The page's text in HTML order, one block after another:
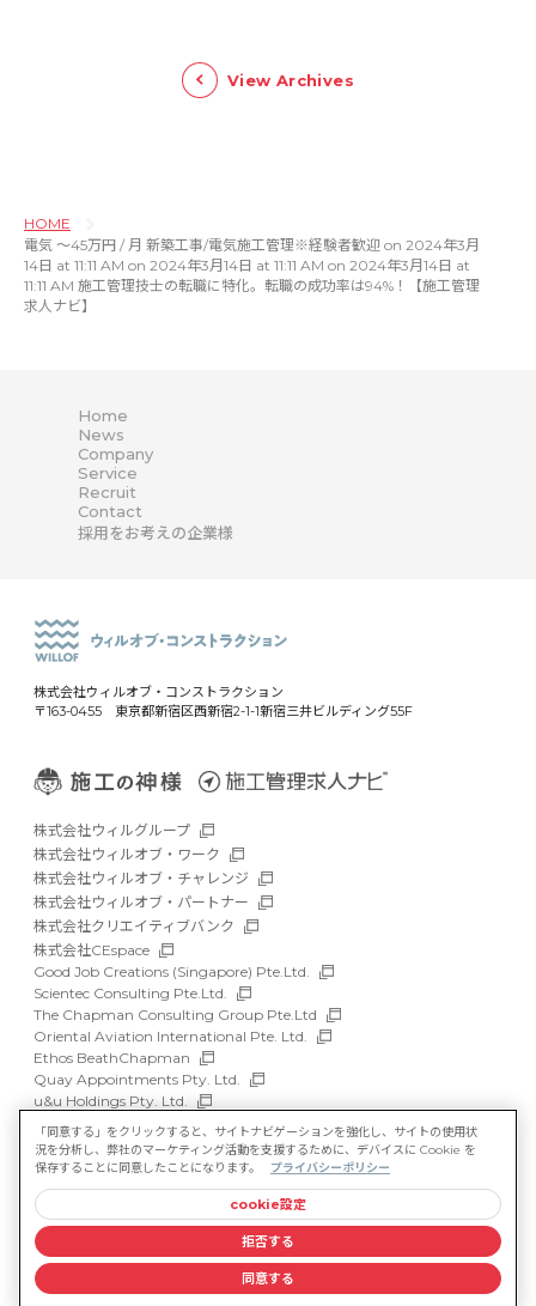
View Archives
HOME
電気 〜45万円 / 月 新築工事/電気施工管理※経験者歓迎 on 2024年3月
14日 at 11:11 AM on 2024年3月14日 at 11:11 AM on 2024年3月14日 at
11:11 AM 施工管理技士の転職に特化。転職の成功率は94%！【施工管理
求人ナビ】
Home
News
Company
Service
Recruit
Contact
採用をお考えの企業様
株式会社ウィルオブ・コンストラクション
〒163-0455 東京都新宿区西新宿2-1-1新宿三井ビルディング55F
株式会社ウィルグループ
株式会社ウィルオブ・ワーク
株式会社ウィルオブ・チャレンジ
株式会社ウィルオブ・パートナー
株式会社クリエイティブバンク
株式会社CEspace
Good Job Creations (Singapore) Pte.Ltd.
Scientec Consulting Pte.Ltd.
The Chapman Consulting Group Pte.Ltd
Oriental Aviation International Pte. Ltd.
Ethos BeathChapman
Quay Appointments Pty. Ltd.
u&u Holdings Pty. Ltd.
DFP Recruitment Holdings Pty. Ltd.
Asia Recruit Holdings Sdn.Bhd.
WILLOF Vietnam Company Limited
サイトマップ
マルチステークホルダー方針
情報セキュリティ基本方針
プライバシーポリシー
©WILLOF CONSTRUCTION, Inc.
「同意する」をクリックすると、サイトナビゲーションを強化し、サイトの使用状
況を分析し、弊社のマーケティング活動を支援するために、デバイスに Cookie を
保存することに同意したことになります。
プライバシーポリシー
cookie設定
拒否する
同意する